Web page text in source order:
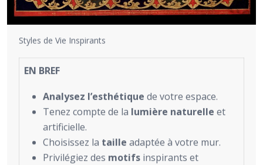
Styles de Vie Inspirants
EN BREF
Analysez l’esthétique de votre espace.
Tenez compte de la lumière naturelle et
artificielle.
Choisissez la taille adaptée à votre mur.
Privilégiez des motifs inspirants et